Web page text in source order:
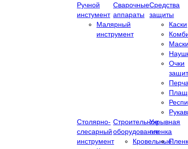
Ручной
инстумент
Малярный
инструмент
Сварочные
аппараты
Средства
защиты
Каски
Маски
Очки
Столярно-
слесарный
инструмент
Строительное
оборудование
Кровельные
Укрывная
пленка